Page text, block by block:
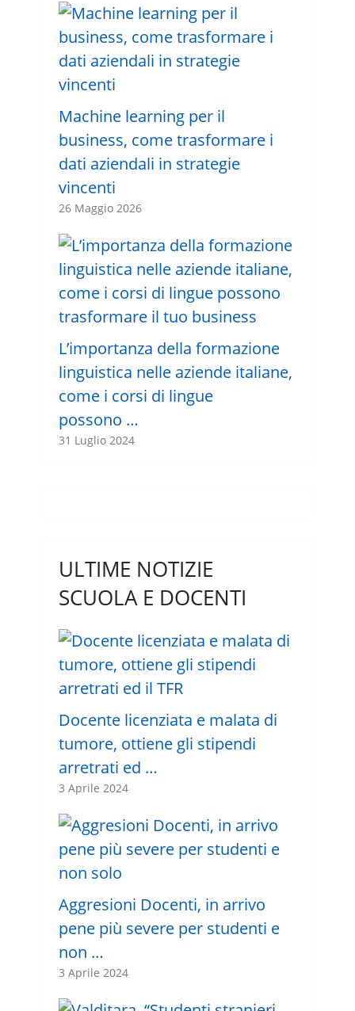
Machine learning per il
business, come trasformare i
dati aziendali in strategie
vincenti
26 Maggio 2026
L’importanza della formazione
linguistica nelle aziende italiane,
come i corsi di lingue
possono …
31 Luglio 2024
ULTIME NOTIZIE
SCUOLA E DOCENTI
Docente licenziata e malata di
tumore, ottiene gli stipendi
arretrati ed …
3 Aprile 2024
Aggresioni Docenti, in arrivo
pene più severe per studenti e
non …
3 Aprile 2024